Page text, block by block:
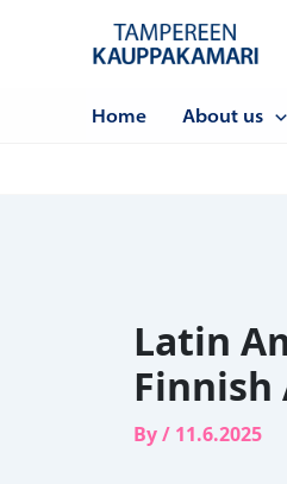
Home About us
Latin
Finnish
By/ 11.6.2025